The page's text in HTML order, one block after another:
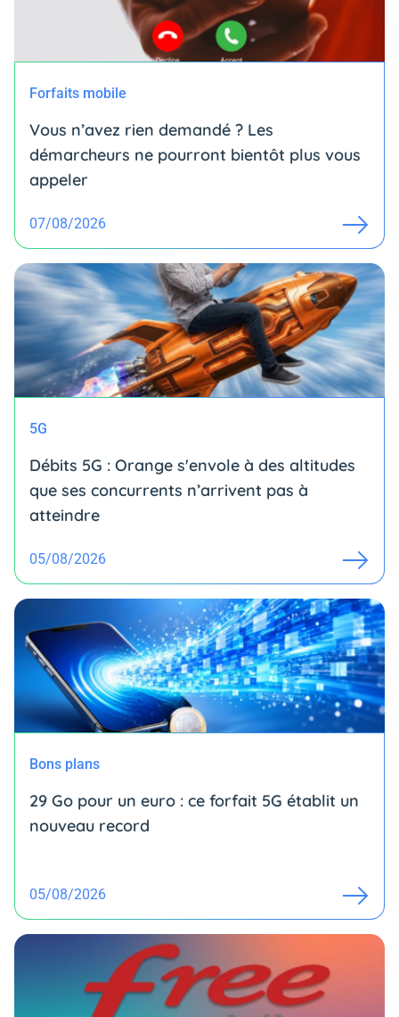
Forfaits mobile
Vous n’avez rien demandé ? Les
démarcheurs ne pourront bientôt plus vous
appeler
07/08/2026
5G
Débits 5G : Orange s'envole à des altitudes
que ses concurrents n’arrivent pas à
atteindre
05/08/2026
Bons plans
29 Go pour un euro : ce forfait 5G établit un
nouveau record
05/08/2026